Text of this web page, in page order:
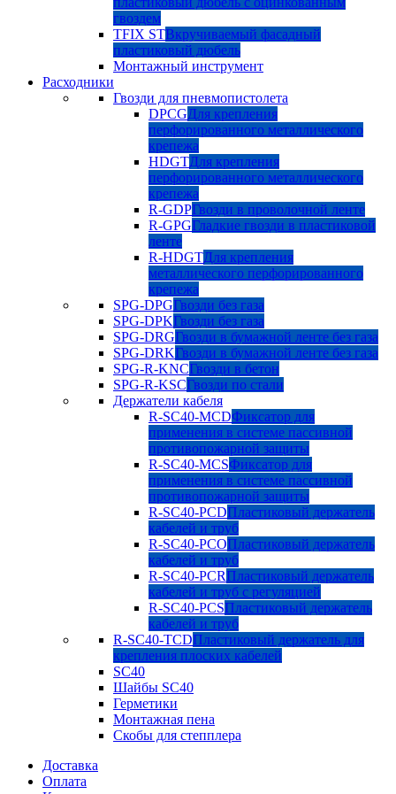
гвоздем
TFIX STВкручиваемый фасадный
пластиковый дюбель
Монтажный инструмент
Расходники
Гвозди для пневмопистолета
DPCGДля крепления
перфорированного металлического
крепежа
HDGTДля крепления
перфорированного металлического
крепежа
R-GDPГвозди в проволочной ленте
R-GPGГладкие гвозди в пластиковой
ленте
R-HDGTДля крепления
металлического перфорированного
крепежа
SPG-DPGГвозди без газа
SPG-DPKГвозди без газа
SPG-DRGГвозди в бумажной ленте без газа
SPG-DRKГвозди в бумажной ленте без газа
SPG-R-KNCГвозди в бетон
SPG-R-KSCГвозди по стали
Держатели кабеля
R-SC40-MCDФиксатор для
применения в системе пассивной
противопожарной защиты
R-SC40-MCSФиксатор для
применения в системе пассивной
противопожарной защиты
R-SC40-PCDПластиковый держатель
кабелей и труб
R-SC40-PCOПластиковый держатель
кабелей и труб
R-SC40-PCRПластиковый держатель
кабелей и труб с регуляцией
R-SC40-PCSПластиковый держатель
кабелей и труб
R-SC40-TCDПластиковый держатель для
крепления плоских кабелей
SC40
Шайбы SC40
Герметики
Монтажная пена
Скобы для степплера
Доставка
Оплата